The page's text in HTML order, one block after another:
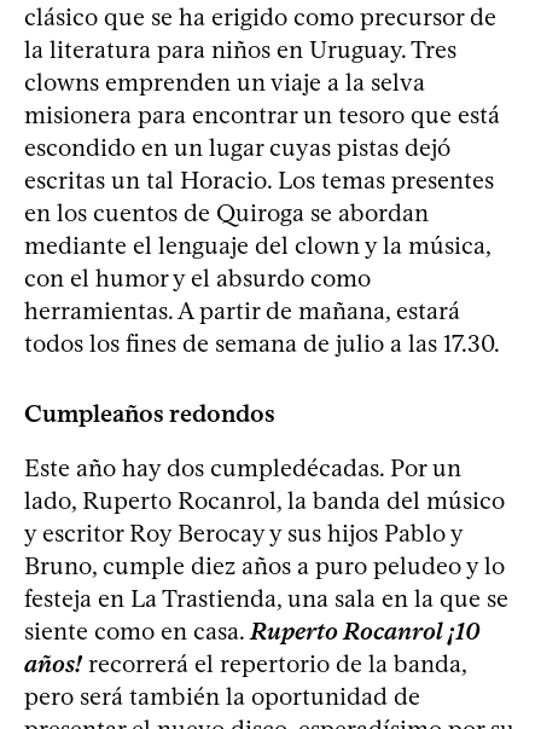
clásico que se ha erigido como precursor de
la literatura para niños en Uruguay. Tres
clowns emprenden un viaje a la selva
misionera para encontrar un tesoro que está
escondido en un lugar cuyas pistas dejó
escritas un tal Horacio. Los temas presentes
en los cuentos de Quiroga se abordan
mediante el lenguaje del clown y la música,
con el humor y el absurdo como
herramientas. A partir de mañana, estará
todos los fines de semana de julio a las 17.30.
Cumpleaños redondos
Este año hay dos cumpledécadas. Por un
lado, Ruperto Rocanrol, la banda del músico
y escritor Roy Berocay y sus hijos Pablo y
Bruno, cumple diez años a puro peludeo y lo
festeja en La Trastienda, una sala en la que se
siente como en casa. Ruperto Rocanrol ¡10
años!recorrerá el repertorio de la banda,
pero será también la oportunidad de